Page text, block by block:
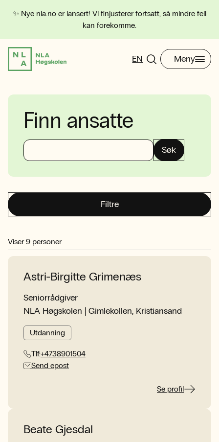
✨ Nye nla.no er lansert! Vi finjusterer fortsatt, så mindre feil
kan forekomme.
EN Meny
Finn ansatte
Søk
Filtre
Viser 9 personer
Astri-Birgitte Grimenæs
Seniorrådgiver
NLA Høgskolen | Gimlekollen, Kristiansand
Utdanning
Tlf:+4738901504
Send epost
Se profil
Beate Gjesdal